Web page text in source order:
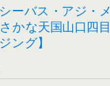
ーバス・アジ・メ
かな天国山口四目
ング】